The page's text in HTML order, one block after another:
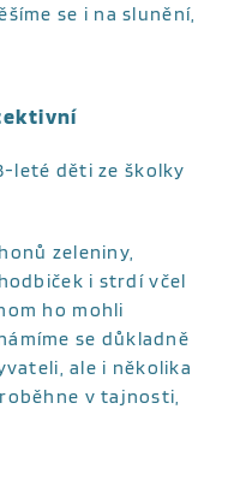
se i na slunění,
leté děti ze školky
zeleniny,
i strdí včel
ho mohli
se důkladně
ale i několika
v tajnosti,